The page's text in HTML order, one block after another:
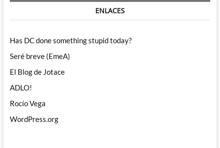
ENLACES
Has DC done something stupid today?
Seré breve (EmeA)
El Blog de Jotace
ADLO!
Rocío Vega
WordPress.org